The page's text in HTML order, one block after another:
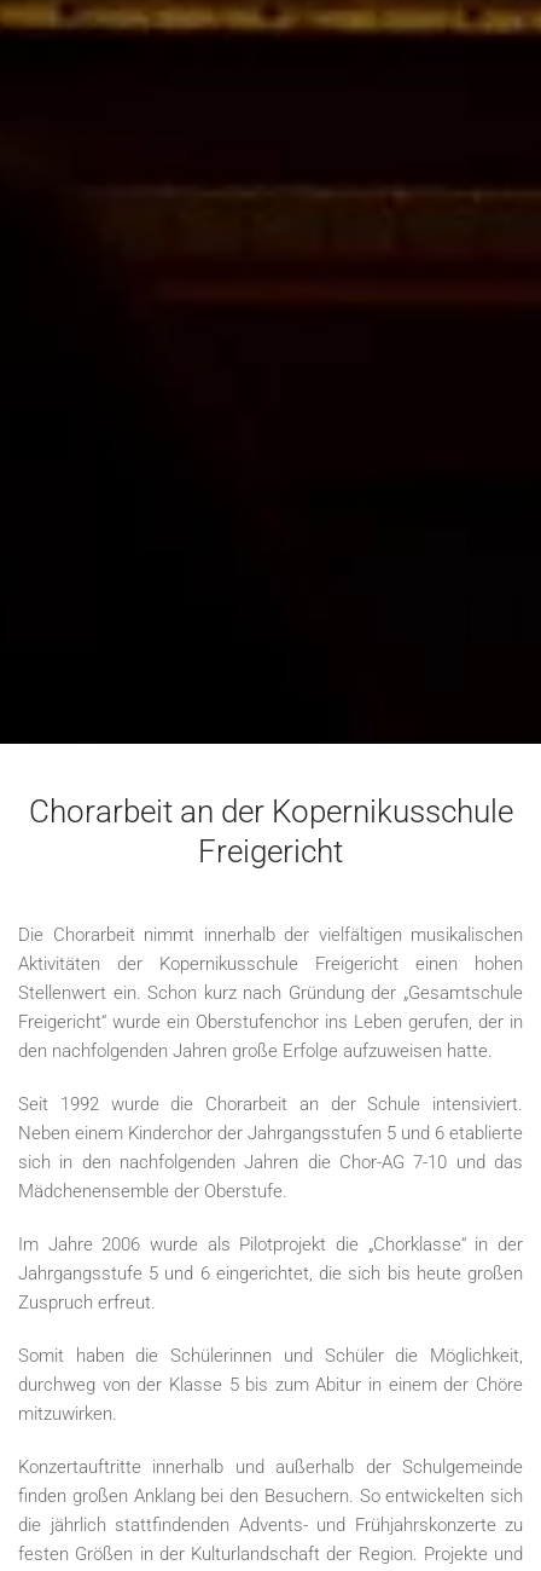
Chorarbeit an der Kopernikusschule
Freigericht
Die Chorarbeit nimmt innerhalb der vielfältigen musikalischen
Aktivitäten der Kopernikusschule Freigericht einen hohen
Stellenwert ein. Schon kurz nach Gründung der „Gesamtschule
Freigericht“ wurde ein Oberstufenchor ins Leben gerufen, der in
den nachfolgenden Jahren große Erfolge aufzuweisen hatte.
Seit 1992 wurde die Chorarbeit an der Schule intensiviert.
Neben einem Kinderchor der Jahrgangsstufen 5 und 6 etablierte
sich in den nachfolgenden Jahren die Chor-AG 7-10 und das
Mädchenensemble der Oberstufe.
Im Jahre 2006 wurde als Pilotprojekt die „Chorklasse“ in der
Jahrgangsstufe 5 und 6 eingerichtet, die sich bis heute großen
Zuspruch erfreut.
Somit haben die Schülerinnen und Schüler die Möglichkeit,
durchweg von der Klasse 5 bis zum Abitur in einem der Chöre
mitzuwirken.
Konzertauftritte innerhalb und außerhalb der Schulgemeinde
finden großen Anklang bei den Besuchern. So entwickelten sich
die jährlich stattfindenden Advents- und Frühjahrskonzerte zu
festen Größen in der Kulturlandschaft der Region. Projekte und